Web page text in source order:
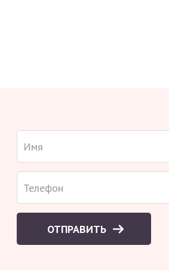
ОТПРАВИТЬ